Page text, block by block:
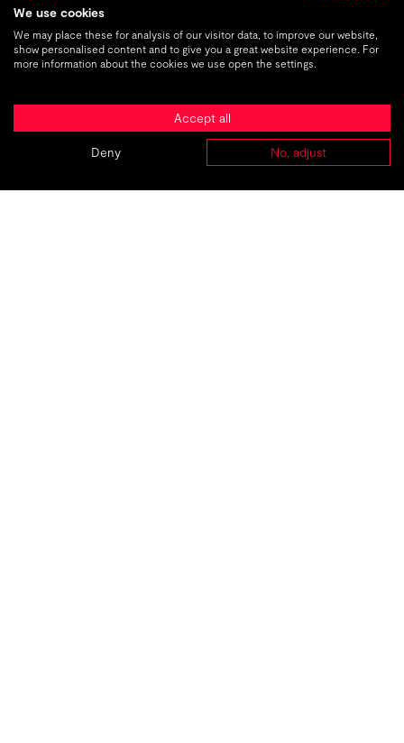
AGENTUREN KARRIERE
früherer Beitrag nächster Beitrag
Ausbildungsplatz Kaufmann für
Marketingkommunikation (m/w)
We use cookies
We may place these for analysis of our visitor data, to improve our website,
show personalised content and to give you a great website experience. For
more information about the cookies we use open the settings.
Accept all
Deny No, adjust